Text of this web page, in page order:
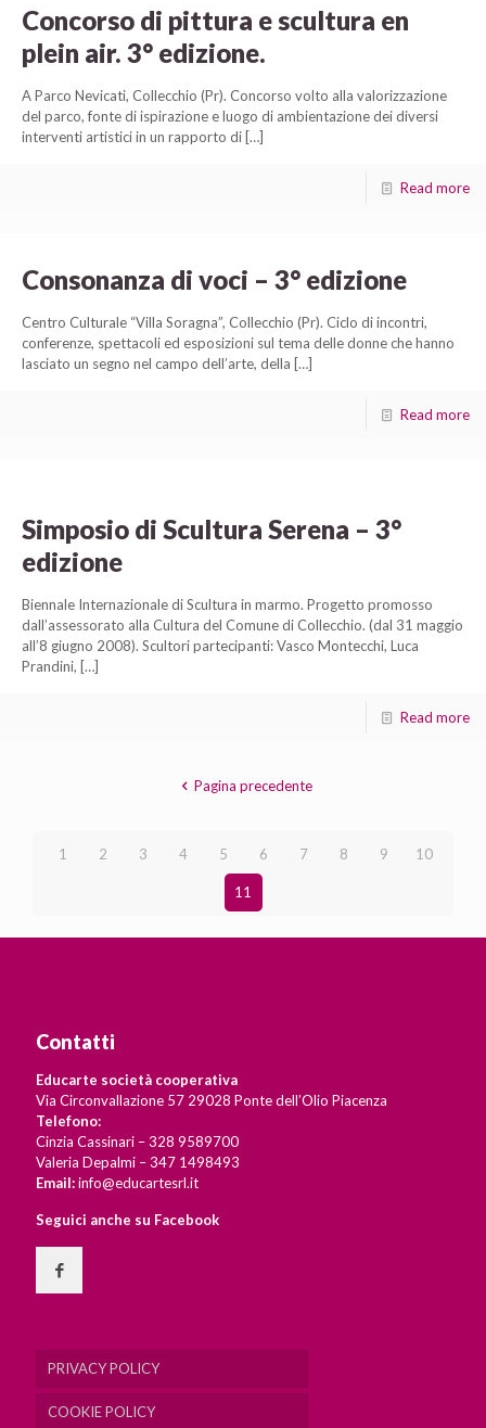
Concorso di pittura e scultura en
plein air. 3° edizione.
A Parco Nevicati, Collecchio (Pr). Concorso volto alla valorizzazione
del parco, fonte di ispirazione e luogo di ambientazione dei diversi
interventi artistici in un rapporto di […]
Read more
Consonanza di voci – 3° edizione
Centro Culturale “Villa Soragna”, Collecchio (Pr). Ciclo di incontri,
conferenze, spettacoli ed esposizioni sul tema delle donne che hanno
lasciato un segno nel campo dell’arte, della […]
Read more
Simposio di Scultura Serena – 3°
edizione
Biennale Internazionale di Scultura in marmo. Progetto promosso
dall’assessorato alla Cultura del Comune di Collecchio. (dal 31 maggio
all’8 giugno 2008). Scultori partecipanti: Vasco Montecchi, Luca
Prandini, […]
Read more
Pagina precedente
1 2 3 4 5 6 7 8 9 10
11
Contatti
Educarte società cooperativa
Via Circonvallazione 57 29028 Ponte dell’Olio Piacenza
Telefono:
Cinzia Cassinari – 328 9589700
Valeria Depalmi – 347 1498493
Email:info@educartesrl.it
Seguici anche su Facebook
PRIVACY POLICY
COOKIE POLICY